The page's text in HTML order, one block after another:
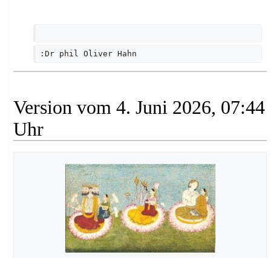
:Dr phil Oliver Hahn
Version vom 4. Juni 2026, 07:44
Uhr